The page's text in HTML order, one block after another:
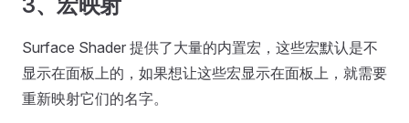
Surface Shader 提供了大量的内置宏，这些宏默认是不
显示在面板上的，如果想让这些宏显示在面板上，就需要
重新映射它们的名字。